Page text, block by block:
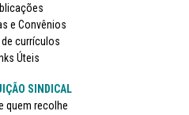
e Convênios
de currículos
Úteis
SINDICAL
quem recolhe